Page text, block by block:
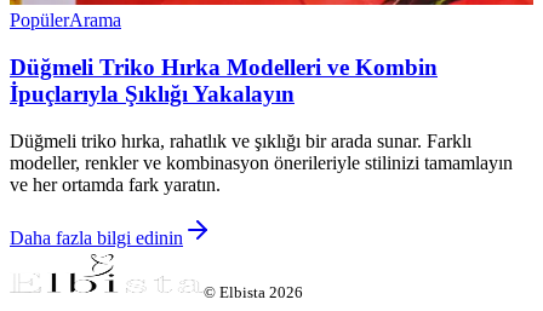
PopülerArama
Düğmeli Triko Hırka Modelleri ve Kombin
İpuçlarıyla Şıklığı Yakalayın
Düğmeli triko hırka, rahatlık ve şıklığı bir arada sunar. Farklı
modeller, renkler ve kombinasyon önerileriyle stilinizi tamamlayın
ve her ortamda fark yaratın.
Daha fazla bilgi edinin
© Elbista 2026